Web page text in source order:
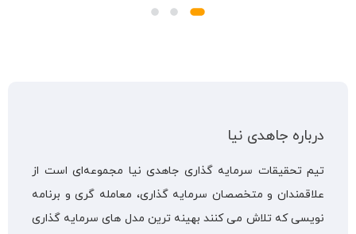
درباره جاهدی نیا
تیم تحقیقات سرمایه گذاری جاهدی نیا مجموعه‌ای است از
علاقمندان و متخصصان سرمایه گذاری، معامله گری و برنامه
نویسی که تلاش می کنند بهینه ترین مدل های سرمایه گذاری